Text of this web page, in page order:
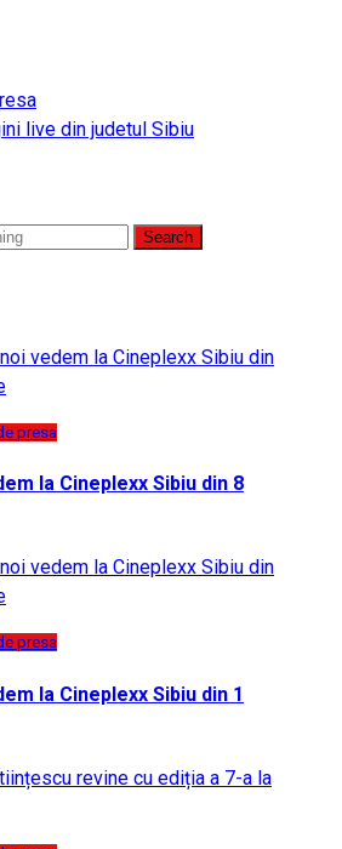
live din judetul Sibiu
presa
la Cineplexx Sibiu din 8
presa
la Cineplexx Sibiu din 1